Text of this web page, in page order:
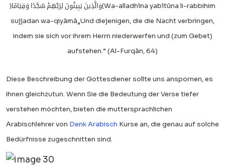
﴿وَالَّذِينَ يَبِيتُونَ لِرَبِّهِمْ سُجَّدًا وَقِيَامًا﴾Wa-alladhīna yabītūna li-rabbihim
sujjadan wa-qiyāmā„Und diejenigen, die die Nacht verbringen,
indem sie sich vor ihrem Herrn niederwerfen und (zum Gebet)
aufstehen.“ (Al-Furqān, 64)
Diese Beschreibung der Gottesdiener sollte uns anspornen, es
ihnen gleichzutun. Wenn Sie die Bedeutung der Verse tiefer
verstehen möchten, bieten die muttersprachlichen
Arabischlehrer von Denk Arabisch Kurse an, die genau auf solche
Bedürfnisse zugeschnitten sind.